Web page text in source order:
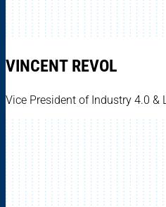
VINCENT REVOL
Vice President of Industry 4.0 &